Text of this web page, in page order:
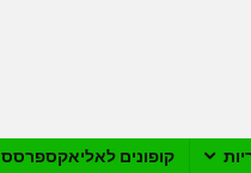
קופונים לאליאקספרסס